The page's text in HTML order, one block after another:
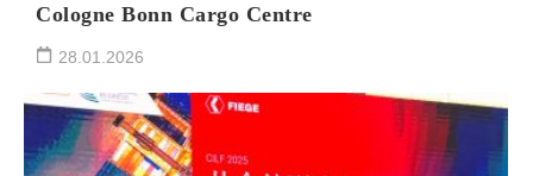
Cologne Bonn Cargo Centre
28.01.2026